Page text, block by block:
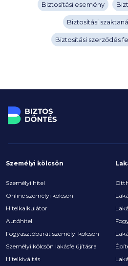
Biztosítási esemény
Biztosítási
Biztosítási szerződés
Személyi kölcsön
Személyi hitel
Online személyi kölcsön
Hitelkalkulátor
Autóhitel
Fogyasztóbarát személyi kölcsön
Személyi kölcsön lakásfelújításra
Hitelkiváltás